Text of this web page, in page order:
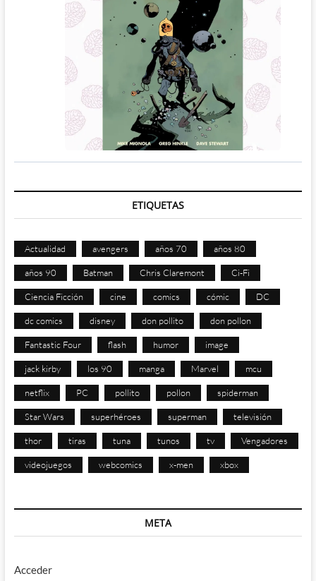
ETIQUETAS
Actualidad avengers años 70 años 80
años 90 Batman Chris Claremont Ci-Fi
Ciencia Ficción cine comics cómic DC
dc comics disney don pollito don pollon
Fantastic Four flash humor image
jack kirby los 90 manga Marvel mcu
netflix PC pollito pollon spiderman
Star Wars superhéroes superman televisión
thor tiras tuna tunos tv Vengadores
videojuegos webcomics x-men xbox
META
Acceder